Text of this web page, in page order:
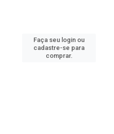
Faça seu login ou
cadastre-se para
comprar.